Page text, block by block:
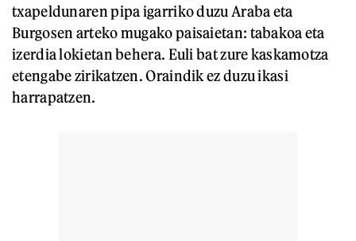
txapeldunaren pipa igarriko duzu Araba eta
Burgosen arteko mugako paisaietan: tabakoa eta
izerdia lokietan behera. Euli bat zure kaskamotza
etengabe zirikatzen. Oraindik ez duzu ikasi
harrapatzen.